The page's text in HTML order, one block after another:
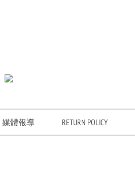
媒體報導 RETURN POLICY